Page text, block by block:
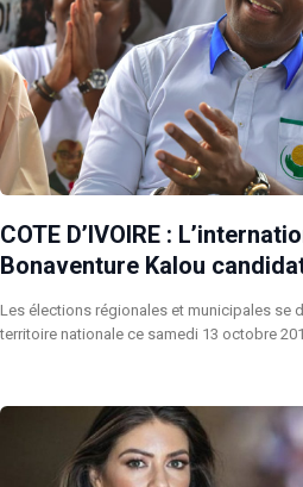
COTE D’IVOIRE :
Bonaventure Kalou
Les élections régionales et municipales se
territoire nationale ce samedi 13 octobre